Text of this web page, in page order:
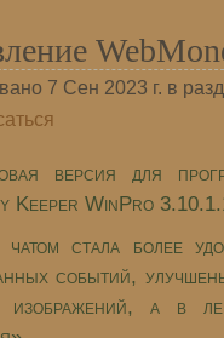
7 Сен 2023 г. в
версия для
Keeper WinPro
стала более
событий,
изображений, а в